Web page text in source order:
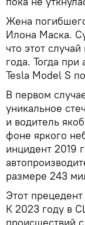
Жена
Илона Маска.
что этот
года. Тогда при
Tesla Model S
В первом
уникальное
и водитель
фоне яркого
инцидент 2019
размере 243
Этот
К 2023 году в
происшествий